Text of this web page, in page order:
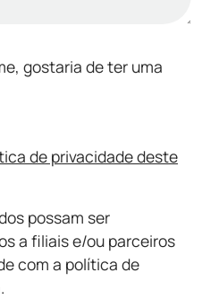
gostaria de ter uma
de privacidade deste
possam ser
a filiais e/ou parceiros
com a política de